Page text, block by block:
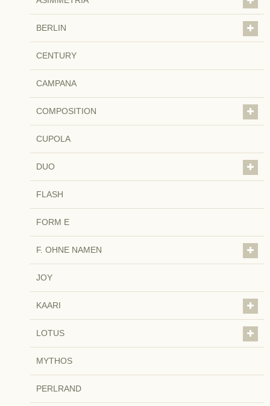
BERLIN
CENTURY
CAMPANA
COMPOSITION
CUPOLA
DUO
FLASH
FORM E
F. OHNE NAMEN
JOY
KAARI
LOTUS
MYTHOS
PERLRAND